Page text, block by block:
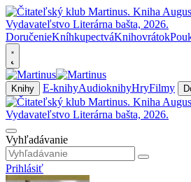
DoručenieKníhkupectváKnihovrátok
Knihy E-knihyAudioknihyHryFilmy
Vyhľadávanie
Prihlásiť